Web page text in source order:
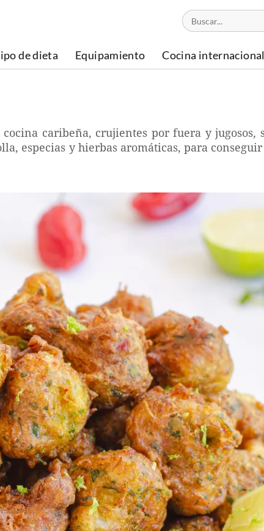
de dieta Equipamiento Cocina internacional
caribeña, crujientes por fuera y jugosos,
especias y hierbas aromáticas, para